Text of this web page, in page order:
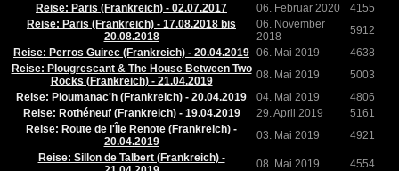
Reise: Paris (Frankreich) - 02.07.2017
06. Februar 2020
4155
Reise: Paris (Frankreich) - 17.08.2018 bis
20.08.2018
06. November
2018
5912
Reise: Perros Guirec (Frankreich) - 20.04.2019 06. Mai 2019
4638
Reise: Plougrescant & The House Between Two
Rocks (Frankreich) - 21.04.2019
08. Mai 2019
5003
Reise: Ploumanac'h (Frankreich) - 20.04.2019
04. Mai 2019
4806
Reise: Rothéneuf (Frankreich) - 19.04.2019
29. April 2019
5161
Reise: Route de l'Île Renote (Frankreich) -
20.04.2019
03. Mai 2019
4921
Reise: Sillon de Talbert (Frankreich) -
08. Mai 2019
4554